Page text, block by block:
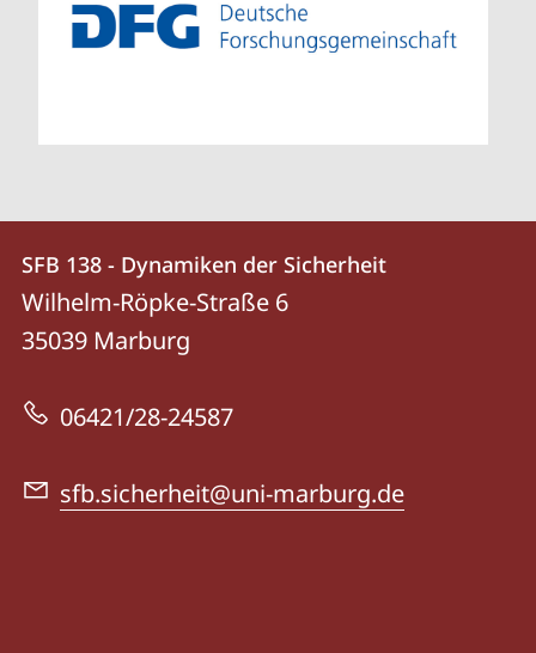
Kontakt
und
Informationen
zur
Website
Kontaktinformationen
SFB
138
Dynamiken
Sicherheit
SFB 138 - Dynamiken der Sicherheit
Wilhelm-Röpke-Straße 6
35039 Marburg
06421/28-24587
sfb.sicherheit@uni-marburg.de